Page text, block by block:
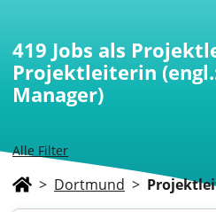
Alle Filter
419 Jobs als
Projektleiterin
Manager)
> Dortmund >